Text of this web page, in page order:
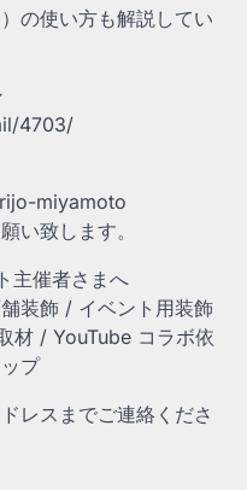
の使い方も解説してい
4703/
miyamoto
い致します。
主催者さまへ
装飾 / イベント用装飾
材 / YouTube コラボ依
プ
レスまでご連絡くださ